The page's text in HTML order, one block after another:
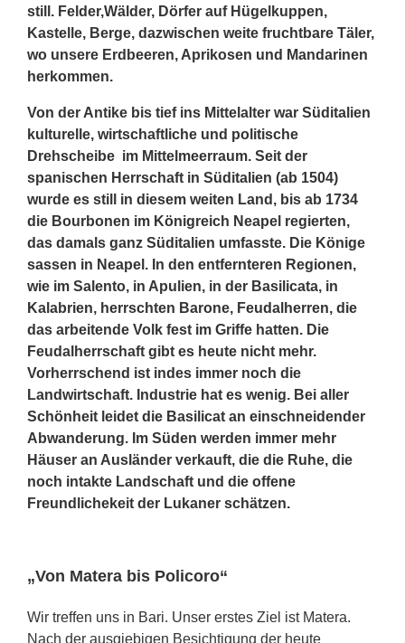
still. Felder,Wälder, Dörfer auf Hügelkuppen,
Kastelle, Berge, dazwischen weite fruchtbare Täler,
wo unsere Erdbeeren, Aprikosen und Mandarinen
herkommen.
Von der Antike bis tief ins Mittelalter war Süditalien
kulturelle, wirtschaftliche und politische
Drehscheibe im Mittelmeerraum. Seit der
spanischen Herrschaft in Süditalien (ab 1504)
wurde es still in diesem weiten Land, bis ab 1734
die Bourbonen im Königreich Neapel regierten,
das damals ganz Süditalien umfasste. Die Könige
sassen in Neapel. In den entfernteren Regionen,
wie im Salento, in Apulien, in der Basilicata, in
Kalabrien, herrschten Barone, Feudalherren, die
das arbeitende Volk fest im Griffe hatten. Die
Feudalherrschaft gibt es heute nicht mehr.
Vorherrschend ist indes immer noch die
Landwirtschaft. Industrie hat es wenig. Bei aller
Schönheit leidet die Basilicat an einschneidender
Abwanderung. Im Süden werden immer mehr
Häuser an Ausländer verkauft, die die Ruhe, die
noch intakte Landschaft und die offene
Freundlichekeit der Lukaner schätzen.
„Von Matera bis Policoro“
Wir treffen uns in Bari. Unser erstes Ziel ist Matera.
Nach der ausgiebigen Besichtigung der heute